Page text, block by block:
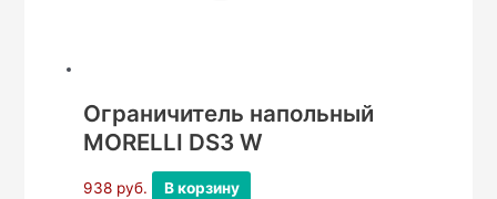
Ограничитель напольный
MORELLI DS3 W
938 руб. В корзину